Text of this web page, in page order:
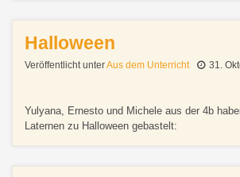
Halloween
Veröffentlicht unterAus dem Unterricht 31.
Yulyana, Ernesto und Michele aus der 4b
Laternen zu Halloween gebastelt: